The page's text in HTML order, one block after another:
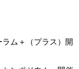
ラム＋（プラス）開